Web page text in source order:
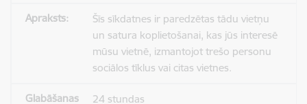
Šīs sīkdatnes ir paredzētas tādu vietņu
un satura koplietošanai, kas jūs interesē
mūsu vietnē, izmantojot trešo personu
sociālos tīklus vai citas vietnes.
24 stundas